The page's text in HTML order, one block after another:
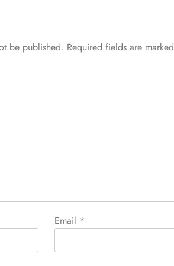
be published. Required fields are marked
Email *